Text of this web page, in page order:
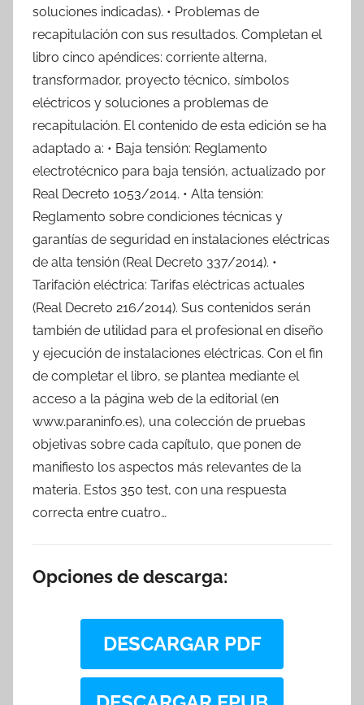
soluciones indicadas). • Problemas de
recapitulación con sus resultados. Completan el
libro cinco apéndices: corriente alterna,
transformador, proyecto técnico, símbolos
eléctricos y soluciones a problemas de
recapitulación. El contenido de esta edición se ha
adaptado a: • Baja tensión: Reglamento
electrotécnico para baja tensión, actualizado por
Real Decreto 1053/2014. • Alta tensión:
Reglamento sobre condiciones técnicas y
garantías de seguridad en instalaciones eléctricas
de alta tensión (Real Decreto 337/2014). •
Tarifación eléctrica: Tarifas eléctricas actuales
(Real Decreto 216/2014). Sus contenidos serán
también de utilidad para el profesional en diseño
y ejecución de instalaciones eléctricas. Con el fin
de completar el libro, se plantea mediante el
acceso a la página web de la editorial (en
www.paraninfo.es), una colección de pruebas
objetivas sobre cada capítulo, que ponen de
manifiesto los aspectos más relevantes de la
materia. Estos 350 test, con una respuesta
correcta entre cuatro…
Opciones de descarga:
DESCARGAR PDF